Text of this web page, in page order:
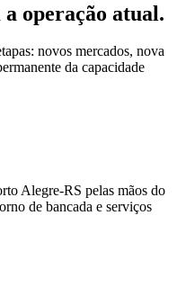
operação atual.
novos mercados, nova
da capacidade
Alegre-RS pelas mãos do
de bancada e serviços